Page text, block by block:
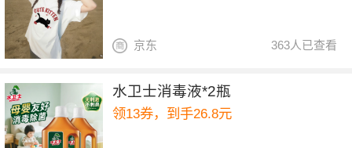
363人已查看
京东
水卫士消毒液*2瓶
领13券，到手26.8元